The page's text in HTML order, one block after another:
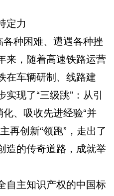
定力
种困难、遭遇各种挫
来，随着高速铁路运营
在车辆研制、线路建
现了“三级跳”：从引
、吸收先进经验“并
再创新“领跑”，走出了
造的传奇道路，成就举
主知识产权的中国标